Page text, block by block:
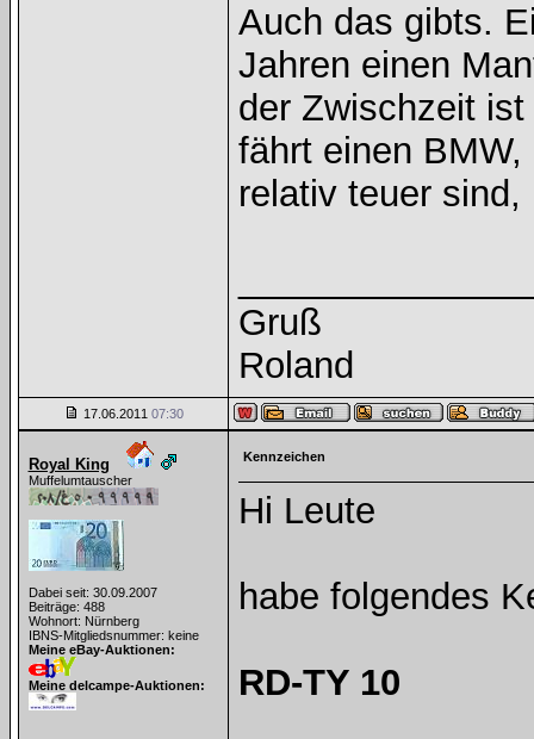
Auch das gibts.
Jahren einen
der Zwischzeit
fährt einen
relativ teuer
Gruß
Roland
17.06.2011 07:30
Royal King
Muffelumtauscher
Dabei seit: 30.09.2007
Beiträge: 488
Wohnort: Nürnberg
IBNS-Mitgliedsnummer: keine
Meine eBay-Auktionen:
Meine delcampe-Auktionen:
Kennzeichen
Hi Leute
habe folgendes
RD-TY 10